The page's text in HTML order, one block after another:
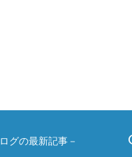
グの最新記事